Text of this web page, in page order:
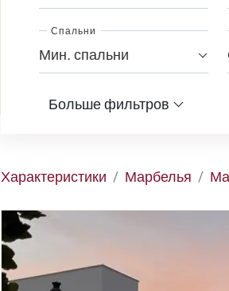
Спальни
Мин. спальни
Больше фильтров
Характеристики Марбелья